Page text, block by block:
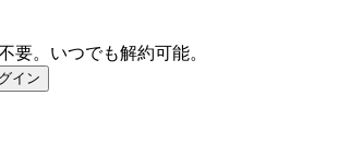
要。いつでも解約可能。
イン